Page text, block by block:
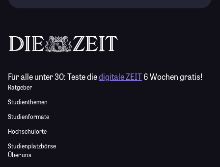
Für alle unter 30:Teste diedigitale ZEIT6 Wochen gratis!
Ratgeber
Studienthemen
Studienformate
Hochschulorte
Studienplatzbörse
Über uns